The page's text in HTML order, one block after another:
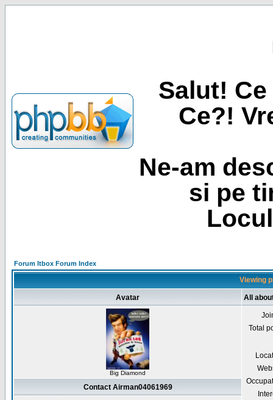
Salut!
Ce?!
Ne-am
si pe
Forum Itbox Forum Index
Viewing
Avatar All
Big Diamond
Total
Contact Airman04061969